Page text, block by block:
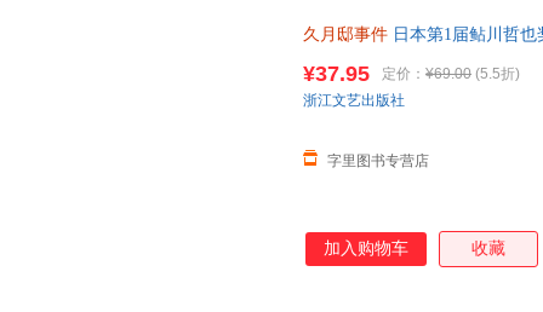
久月邸事件 日本第1届鲇川哲
¥37.95 定价： ¥69.00 (5.5折)
字里图书专营店
浙江文艺出版社
加入购物车 收藏